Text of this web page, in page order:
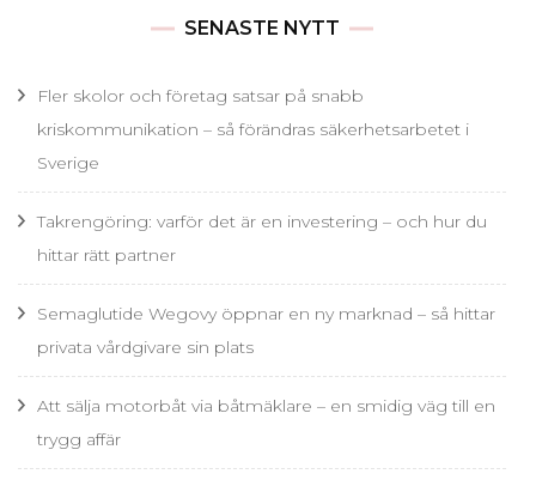
SENASTE NYTT
Fler skolor och företag satsar på snabb
kriskommunikation – så förändras säkerhetsarbetet i
Sverige
Takrengöring: varför det är en investering – och hur du
hittar rätt partner
Semaglutide Wegovy öppnar en ny marknad – så hittar
privata vårdgivare sin plats
Att sälja motorbåt via båtmäklare – en smidig väg till en
trygg affär